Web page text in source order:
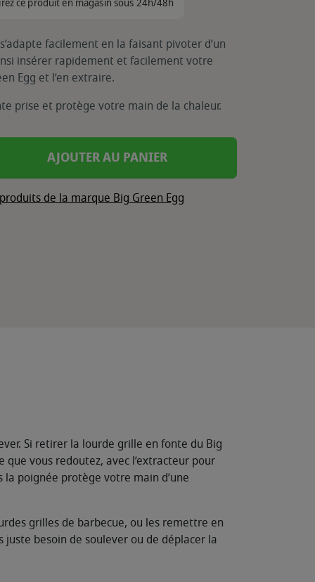
facilement en la faisant pivoter d’un
insérer rapidement et facilement votre
Egg et l’en extraire.
prise et protège votre main de la chaleur.
AJOUTER AU PANIER
de la marque Big Green Egg
Si retirer la lourde grille en fonte du Big
vous redoutez, avec l’extracteur pour
poignée protège votre main d’une
grilles de barbecue, ou les remettre en
juste besoin de soulever ou de déplacer la